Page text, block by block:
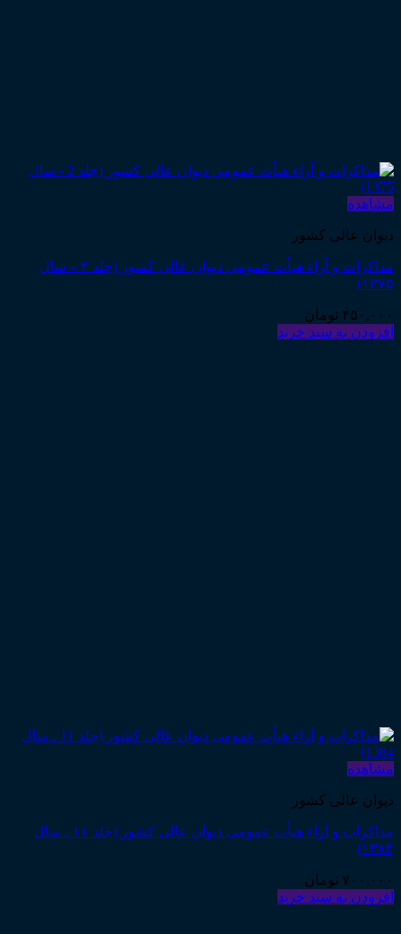
مشاهده
دیوان عالی کشور
مذاکرات و آراء هیأت عمومی دیوان عالی کشور (جلد ۲ – سال
۱۳۷۵)
۴۵۰,۰۰۰ تومان
افزودن به سبد خرید
مشاهده
دیوان عالی کشور
مذاکرات و آراء هیأت عمومی دیوان عالی کشور (جلد ۱۱ ـ سال
۱۳۸۴)
۷۰۰,۰۰۰ تومان
افزودن به سبد خرید